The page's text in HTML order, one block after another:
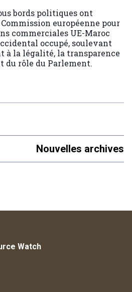
bords politiques ont
européenne pour
commerciales UE-Maroc
occupé, soulevant
à la légalité, la transparence
du rôle du Parlement.
Nouvelles archives
Watch